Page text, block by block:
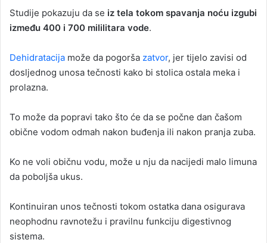
Studije pokazuju da se iz tela tokom spavanja noću izgubi
između 400 i 700 mililitara vode.
Dehidratacija može da pogorša zatvor, jer tijelo zavisi od
dosljednog unosa tečnosti kako bi stolica ostala meka i
prolazna.
To može da popravi tako što će da se počne dan čašom
obične vodom odmah nakon buđenja ili nakon pranja zuba.
Ko ne voli običnu vodu, može u nju da nacijedi malo limuna
da poboljša ukus.
Kontinuiran unos tečnosti tokom ostatka dana osigurava
neophodnu ravnotežu i pravilnu funkciju digestivnog
sistema.